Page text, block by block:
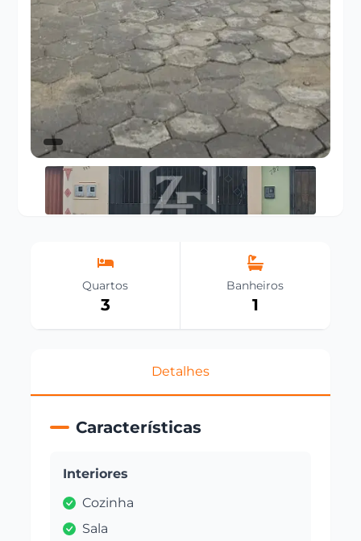
Quartos
3
Banheiros
1
Detalhes
Características
Interiores
Cozinha
Sala